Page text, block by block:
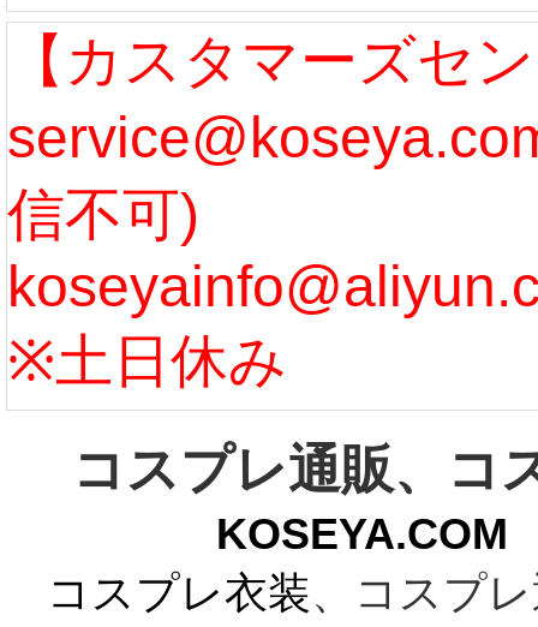
なります。 ...
[more]
ル期
まで
う...
【カスタマーズセ
信不可)
※土日休み
コスプレ通販、コ
コスプレ衣装、コスプ